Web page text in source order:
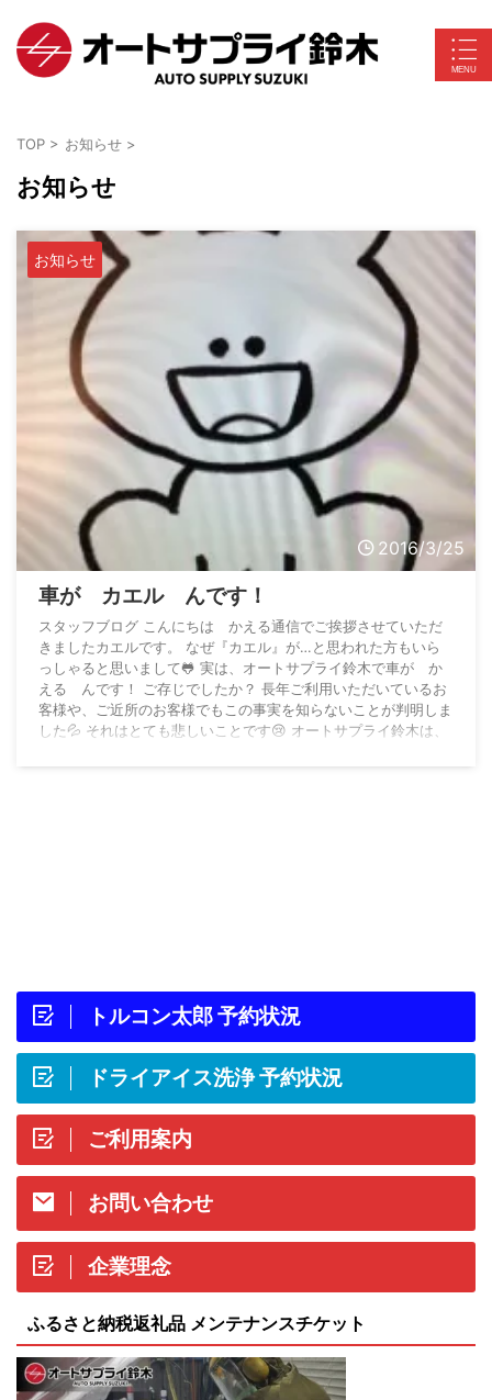
TOP > お知らせ >
お知らせ
お知らせ
2016/3/25
車が カエル んです！
スタッフブログ こんにちは かえる通信でご挨拶させていただ
きましたカエルです。 なぜ『カエル』が…と思われた方もいら
っしゃると思いまして🐸 実は、オートサプライ鈴木で車が か
える んです！ ご存じでしたか？ 長年ご利用いただいているお
客様や、ご近所のお客様でもこの事実を知らないことが判明しま
した💦 それはとても悲しいことです😢 オートサプライ鈴木は、
トルコン太郎 予約状況
ドライアイス洗浄 予約状況
ご利用案内
お問い合わせ
企業理念
ふるさと納税返礼品 メンテナンスチケット